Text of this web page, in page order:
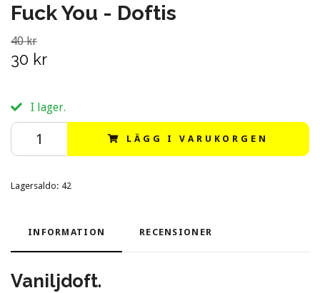
Fuck You - Doftis
40 kr
30 kr
I lager.
LÄGG I VARUKORGEN
Lagersaldo: 42
INFORMATION RECENSIONER
Vaniljdoft.